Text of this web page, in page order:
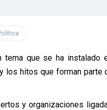
tema que se ha instalado
los hitos que forman
y organizaciones